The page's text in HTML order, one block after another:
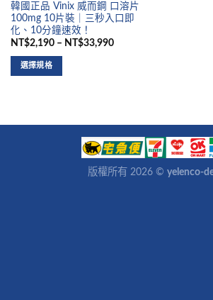
韓國正品 Vinix 威而鋼 口溶片
100mg 10片裝｜三秒入口即
化、10分鐘速效！
NT$2,190 – NT$33,990
選擇規格
版權所有 2026 © yelenco-